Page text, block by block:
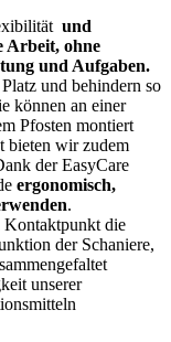
und
Arbeit, ohne
und Aufgaben.
und behindern so
können an einer
Pfosten montiert
bieten wir zudem
der EasyCare
ergonomisch,
.
die
der Schaniere,
unserer